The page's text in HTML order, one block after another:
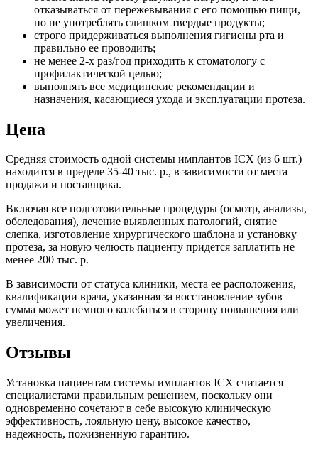
отказываться от пережевывания с его помощью пищи,
но не употреблять слишком твердые продукты;
строго придерживаться выполнения гигиены рта и
правильно ее проводить;
не менее 2-х раз/год приходить к стоматологу с
профилактической целью;
выполнять все медицинские рекомендации и
назначения, касающиеся ухода и эксплуатации протеза.
Цена
Средняя стоимость одной системы имплантов ICX (из 6 шт.)
находится в пределе 35-40 тыс. р., в зависимости от места
продажи и поставщика.
Включая все подготовительные процедуры (осмотр, анализы,
обследования), лечение выявленных патологий, снятие
слепка, изготовление хирургического шаблона и установку
протеза, за новую челюсть пациенту придется заплатить не
менее 200 тыс. р.
В зависимости от статуса клиники, места ее расположения,
квалификации врача, указанная за восстановление зубов
сумма может немного колебаться в сторону повышения или
увеличения.
Отзывы
Установка пациентам системы имплантов ICX считается
специалистами правильным решением, поскольку они
одновременно сочетают в себе высокую клиническую
эффективность, лояльную цену, высокое качество,
надежность, пожизненную гарантию.